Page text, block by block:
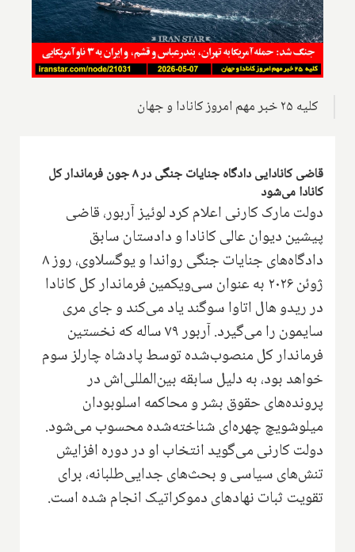
کلیه ۲۵ خبر مهم امروز کانادا و جهان
قاضی کانادایی دادگاه جنایات جنگی در ۸ جون فرماندار کل
کانادا می‌شود
دولت مارک کارنی اعلام کرد لوئیز آربور، قاضی
پیشین دیوان عالی کانادا و دادستان سابق
دادگاه‌های جنایات جنگی رواندا و یوگسلاوی، روز ۸
ژوئن ۲۰۲۶ به عنوان سی‌و‌یکمین فرماندار کل کانادا
در ریدو هال اتاوا سوگند یاد می‌کند و جای مری
سایمون را می‌گیرد. آربور ۷۹ ساله که نخستین
فرماندار کل منصوب‌شده توسط پادشاه چارلز سوم
خواهد بود، به دلیل سابقه بین‌المللی‌اش در
پرونده‌های حقوق بشر و محاکمه اسلوبودان
میلوشویچ چهره‌ای شناخته‌شده محسوب می‌شود.
دولت کارنی می‌گوید انتخاب او در دوره افزایش
تنش‌های سیاسی و بحث‌های جدایی‌طلبانه، برای
تقویت ثبات نهادهای دموکراتیک انجام شده است.